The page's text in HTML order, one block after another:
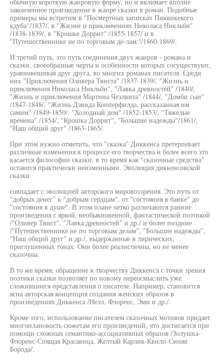
законченное произведение в жанре сказки в роман. Подобные
примеры мы встретим в "Посмертных записках Пиквикекого
кдуба"/1837/, в "Жизни и приключениях Николаса Никльби"
/1838-1839/, в "Крошке Доррит" /1855-1857/ и в
"Путешественнике не по торговым де-лам:!/1860-1869/.
И третий путь, это путь соединения двух жанров - романа и
сказки, своеобразные черты и особенности которых сосуществуют,
уравновешивая друг друга, во многих романах писателя. Среди
них "Приключения Оливера Твиста" /1837-1839/, "Жизнь и
приключения Николаса Никльби", "Лавка древностей" /1840/,
"Жизнь и приключения Мартина Чеэлвита" /1844/, "Домби сын"
/1847-1848/, "Жизнь Дэвида Копперфилда, рассказанная им
самим" /1849-1850/, "Холодный дом" /1852-1853/, "Тяжелые
времена" /1854/, "Крошка Доррит", "Большие надежды"/1861/,
"Наш общий друг" /1863-1865/.
При этом нужно отметить, что "сказка" Диккенса претерпевает
различные изменения в процессе его творчества и более всего это
касается философии сказки, в то время как "сказочные средства"
остаются практически неизменными. Эволюция диккенсовской
сказки
совпадает с эволюцией авторского мировоззрения. Это путь от
"добрых денег" к "добрым сердцам", от "состояния в банке" до
"состояния в душе". В этом плане четко различаются ранние
произведения с яркой, необыкновенной, фантастической поэтикой
/"Оливер Твист", "Лавка древностей" и др./ и более поздние
/"Путешественнике не по торговым делам", "Большие надежды",
"Наш общий друг" и др./, выдержанные в лирических,
приглушенных тонах. Они более реалистичны, но не менее
сказочны.
В то же время, обращение к творчеству Диккенса с точки зрения
поэтики сказки позволяет по новому переосмыслить уже
сложившиеся представления о писателе. Например, становится
ясна авторская концепция создания женских образов в
произведениях Диккенса /Нелл, Флоренс, Эми и др./.
Кроме того, использование писателем сказочных мотивов придает
многоплановость сюжетам его произведений, что достигается при
помощи сложных семантико-ассоциативных образов /Золушка-
Флоренс-Спящая Красавица, Желтый Карлик-Квилп-Синяя
Борода/.